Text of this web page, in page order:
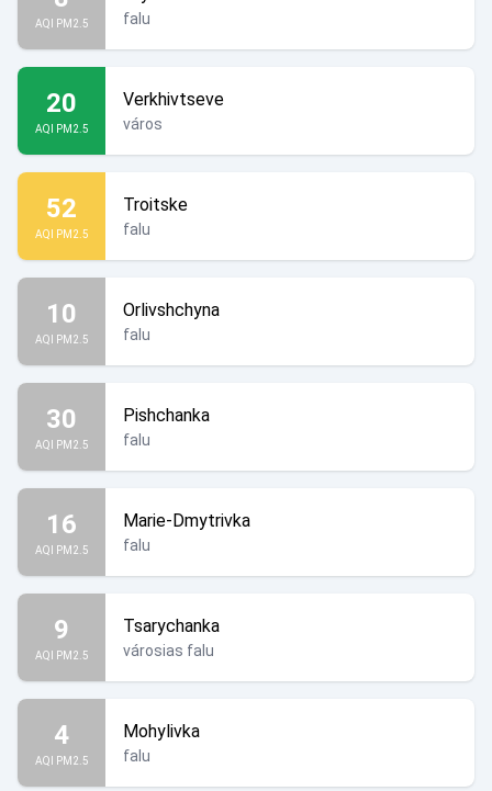
AQI PM2.5 falu
20
AQI PM2.5
Verkhivtseve
város
52
AQI PM2.5
Troitske
falu
10
AQI PM2.5
Orlivshchyna
falu
30
AQI PM2.5
Pishchanka
falu
16
AQI PM2.5
Marie-Dmytrivka
falu
9
AQI PM2.5
Tsarychanka
városias falu
4
AQI PM2.5
Mohylivka
falu